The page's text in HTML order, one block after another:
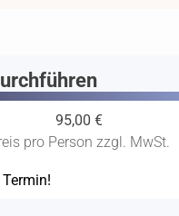
95,00 €
pro Person zzgl. MwSt.